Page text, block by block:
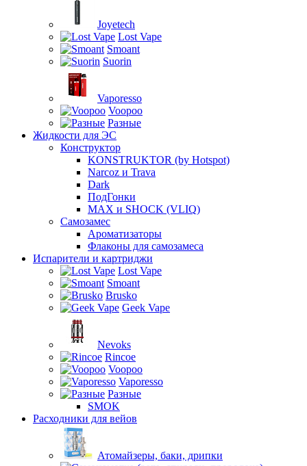
Joyetech
Lost Vape
Smoant
Suorin
Vaporesso
Voopoo
Разные
Жидкости для ЭС
Конструктор
KONSTRUKTOR (by Hotspot)
Narcoz и Trava
Dark
ПодГонки
MAX и SHOCK (VLIQ)
Самозамес
Ароматизаторы
Флаконы для самозамеса
Испарители и картриджи
Lost Vape
Smoant
Brusko
Geek Vape
Nevoks
Rincoe
Voopoo
Vaporesso
Разные
SMOK
Расходники для вейов
Атомайзеры, баки, дрипки